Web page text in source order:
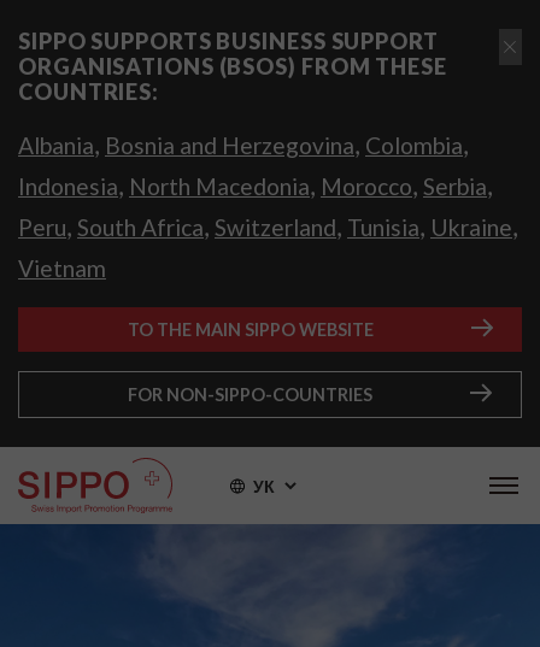
SIPPO SUPPORTS BUSINESS SUPPORT
ORGANISATIONS (BSOS) FROM THESE
COUNTRIES:
Albania, Bosnia and Herzegovina, Colombia,
Indonesia, North Macedonia, Morocco, Serbia,
Peru, South Africa, Switzerland, Tunisia, Ukraine,
Vietnam
TO THE MAIN SIPPO WEBSITE
FOR NON-SIPPO-COUNTRIES
УК